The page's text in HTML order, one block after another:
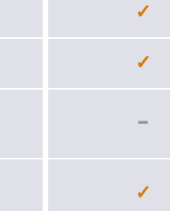
✓
✓
−
✓